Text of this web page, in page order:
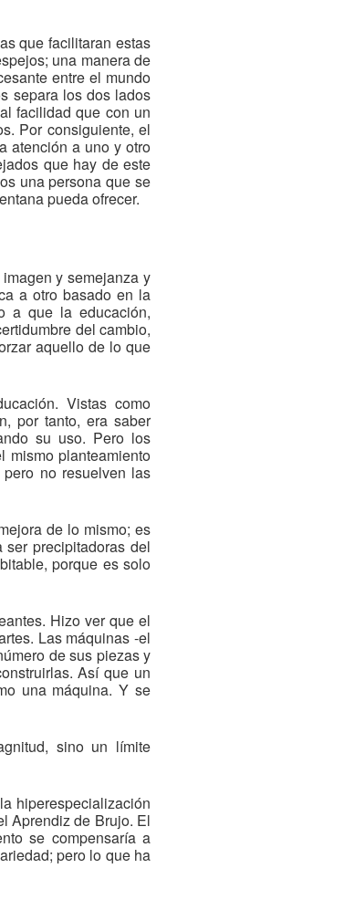
que facilitaran estas
una manera de
entre el mundo
separa los dos lados
facilidad que con un
Por consiguiente, el
atención a uno y otro
que hay de este
una persona que se
pueda ofrecer.
y semejanza y
a otro basado en la
a que la educación,
del cambio,
aquello de lo que
Vistas como
por tanto, era saber
su uso. Pero los
mismo planteamiento
no resuelven las
de lo mismo; es
precipitadoras del
porque es solo
Hizo ver que el
Las máquinas -el
de sus piezas y
Así que un
una máquina. Y se
sino un límite
hiperespecialización
Aprendiz de Brujo. El
se compensaría a
pero lo que ha